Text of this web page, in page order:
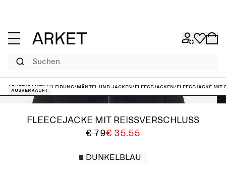
Suchen
ARKET/Damen /Kleidung/Mäntel und Jacken/Fleecejacken/Fleecejacke mit
Ausverkauft
FLEECEJACKE MIT REISSVERSCHLUSS
€ 79€ 35.55
DUNKELBLAU